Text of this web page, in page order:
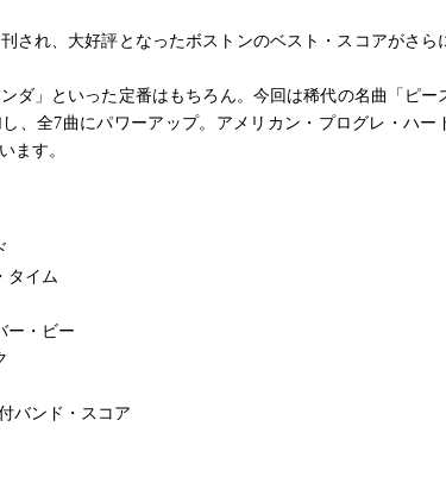
され、大好評となったボストンのベスト・スコアがさら
ダ」といった定番はもちろん。今回は稀代の名曲「ピー
、全7曲にパワーアップ。アメリカン・プログレ・ハー
ます。
タイム
ー・ビー
バンド・スコア